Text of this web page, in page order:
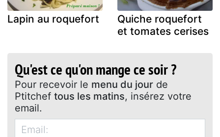
Lapin au roquefort
Quiche roquefort
et tomates cerises
Qu'est ce qu'on mange ce soir ?
Pour recevoir le menu du jour de
Ptitchef tous les matins, insérez votre
email.